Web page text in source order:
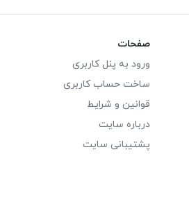
صفحات
ورود به پنل کاربری
ساخت حساب کاربری
قوانین و شرایط
درباره سایت
پشتیبانی سایت